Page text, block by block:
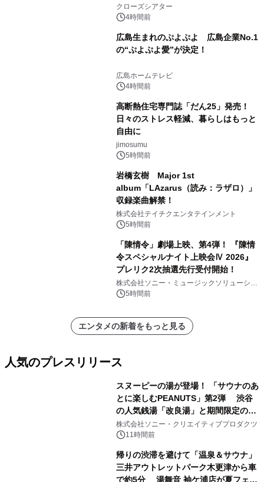
クローズシアター
4時間前
広島生まれのぷよぷよ 広島企業No.1
の“ぷよぷよ愛”が決定！
広島ホームテレビ
4時間前
高断熱住宅専門誌「だん25」発売！
日々のストレス軽減、暮らしはもっと
自由に
jimosumu
5時間前
岩橋玄樹 Major 1st
album「LAzarus（読み：ラザロ）」
収録楽曲解禁！
株式会社テイチクエンタテインメント
5時間前
「陳情令」劇場上映、第4弾！ 『陳情
令スペシャルナイト上映会Ⅳ 2026』
プレリク2次抽選先行受付開始！
株式会社ソニー・ミュージックソリューショ
ンズ5時間前
エンタメの新着をもっと見る
人気のプレスリリース
スヌーピーの湯が登場！ 「サウナのあ
とに楽しむPEANUTS」第2弾 渋谷
の人気銭湯「改良湯」と期間限定のコ
ラボレーション サウナイキタイコラ
ボグッズも発売決定！
株式会社ソニー・クリエイティブプロダクツ
11時間前
帰りの渋滞を避けて「温泉＆サウナ」
三井アウトレットパーク木更津から車
で約5分 湯舞音 袖ケ浦店が夏フェア